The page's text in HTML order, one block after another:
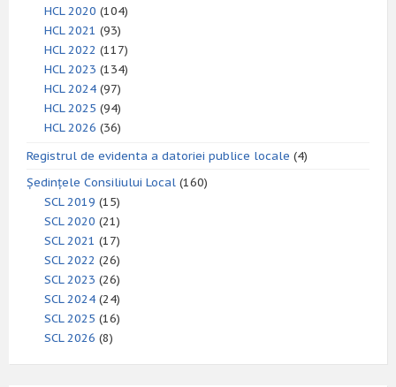
HCL 2020 (104)
HCL 2021 (93)
HCL 2022 (117)
HCL 2023 (134)
HCL 2024 (97)
HCL 2025 (94)
HCL 2026 (36)
Registrul de evidenta a datoriei publice locale (4)
Ședințele Consiliului Local (160)
SCL 2019 (15)
SCL 2020 (21)
SCL 2021 (17)
SCL 2022 (26)
SCL 2023 (26)
SCL 2024 (24)
SCL 2025 (16)
SCL 2026 (8)